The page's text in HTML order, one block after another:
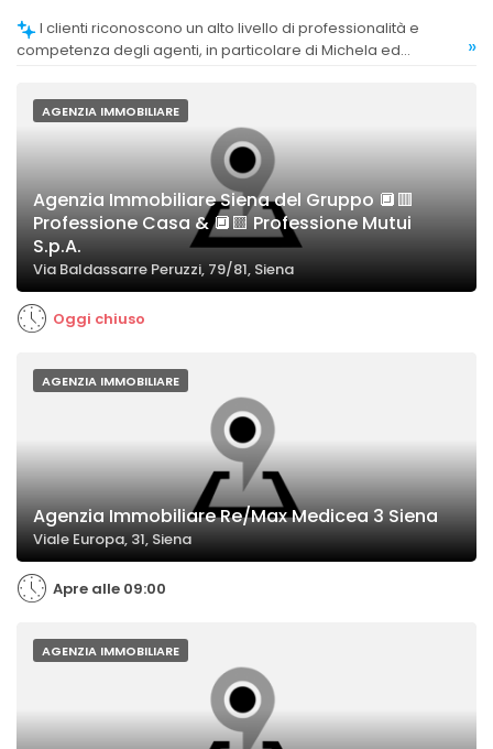
competenza degli agenti, in particolare di Michela ed
»
AGENZIA IMMOBILIARE
Agenzia Immobiliare Siena del Gruppo 🔲🟥
Professione Casa & 🔲🟨 Professione Mutui
S.p.A.
Via Baldassarre Peruzzi, 79/81, Siena
Oggi chiuso
AGENZIA IMMOBILIARE
Agenzia Immobiliare Re/Max Medicea 3 Siena
Viale Europa, 31, Siena
Apre alle 09:00
AGENZIA IMMOBILIARE